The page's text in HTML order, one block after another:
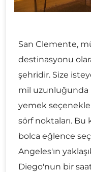
San Clemente,
destinasyonu
şehridir. Size
mil uzunluğunda
yemek
sörf noktaları.
bolca eğlence
Angeles'ın
Diego'nun bir